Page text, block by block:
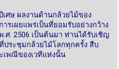
ษ ผลงานด้านกล้วยไม้ของ
รเผยแพร่เป็นที่ยอมรับอย่างกว้าง
ศ. 2506 เป็นต้นมา ท่านได้รับเชิญ
ประชุมกล้วยไม้โลกทุกครั้ง สืบ
เพณีของเวทีแห่งนั้น